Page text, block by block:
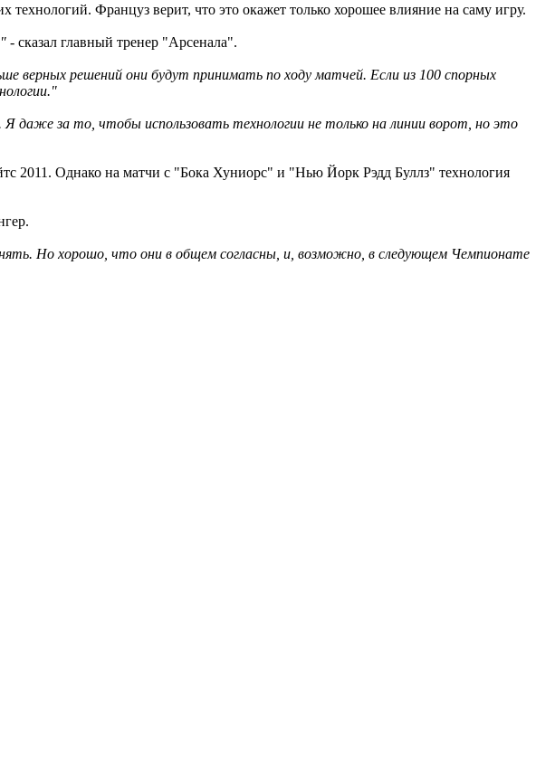
Француз верит, что это окажет только хорошее влияние на саму игру.
- сказал главный тренер "Арсенала".
решений они будут принимать по ходу матчей. Если из 100 спорных
за то, чтобы использовать технологии не только на линии ворот, но это
2011. Однако на матчи с "Бока Хуниорс" и "Нью Йорк Рэдд Буллз" технология
Но хорошо, что они в общем согласны, и, возможно, в следующем Чемпионате